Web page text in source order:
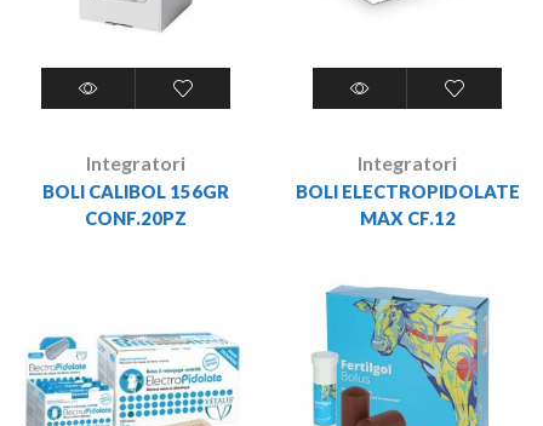
Integratori
BOLI CALIBOL 156GR
CONF.20PZ
Integratori
BOLI ELECTROPIDOLATE
MAX CF.12